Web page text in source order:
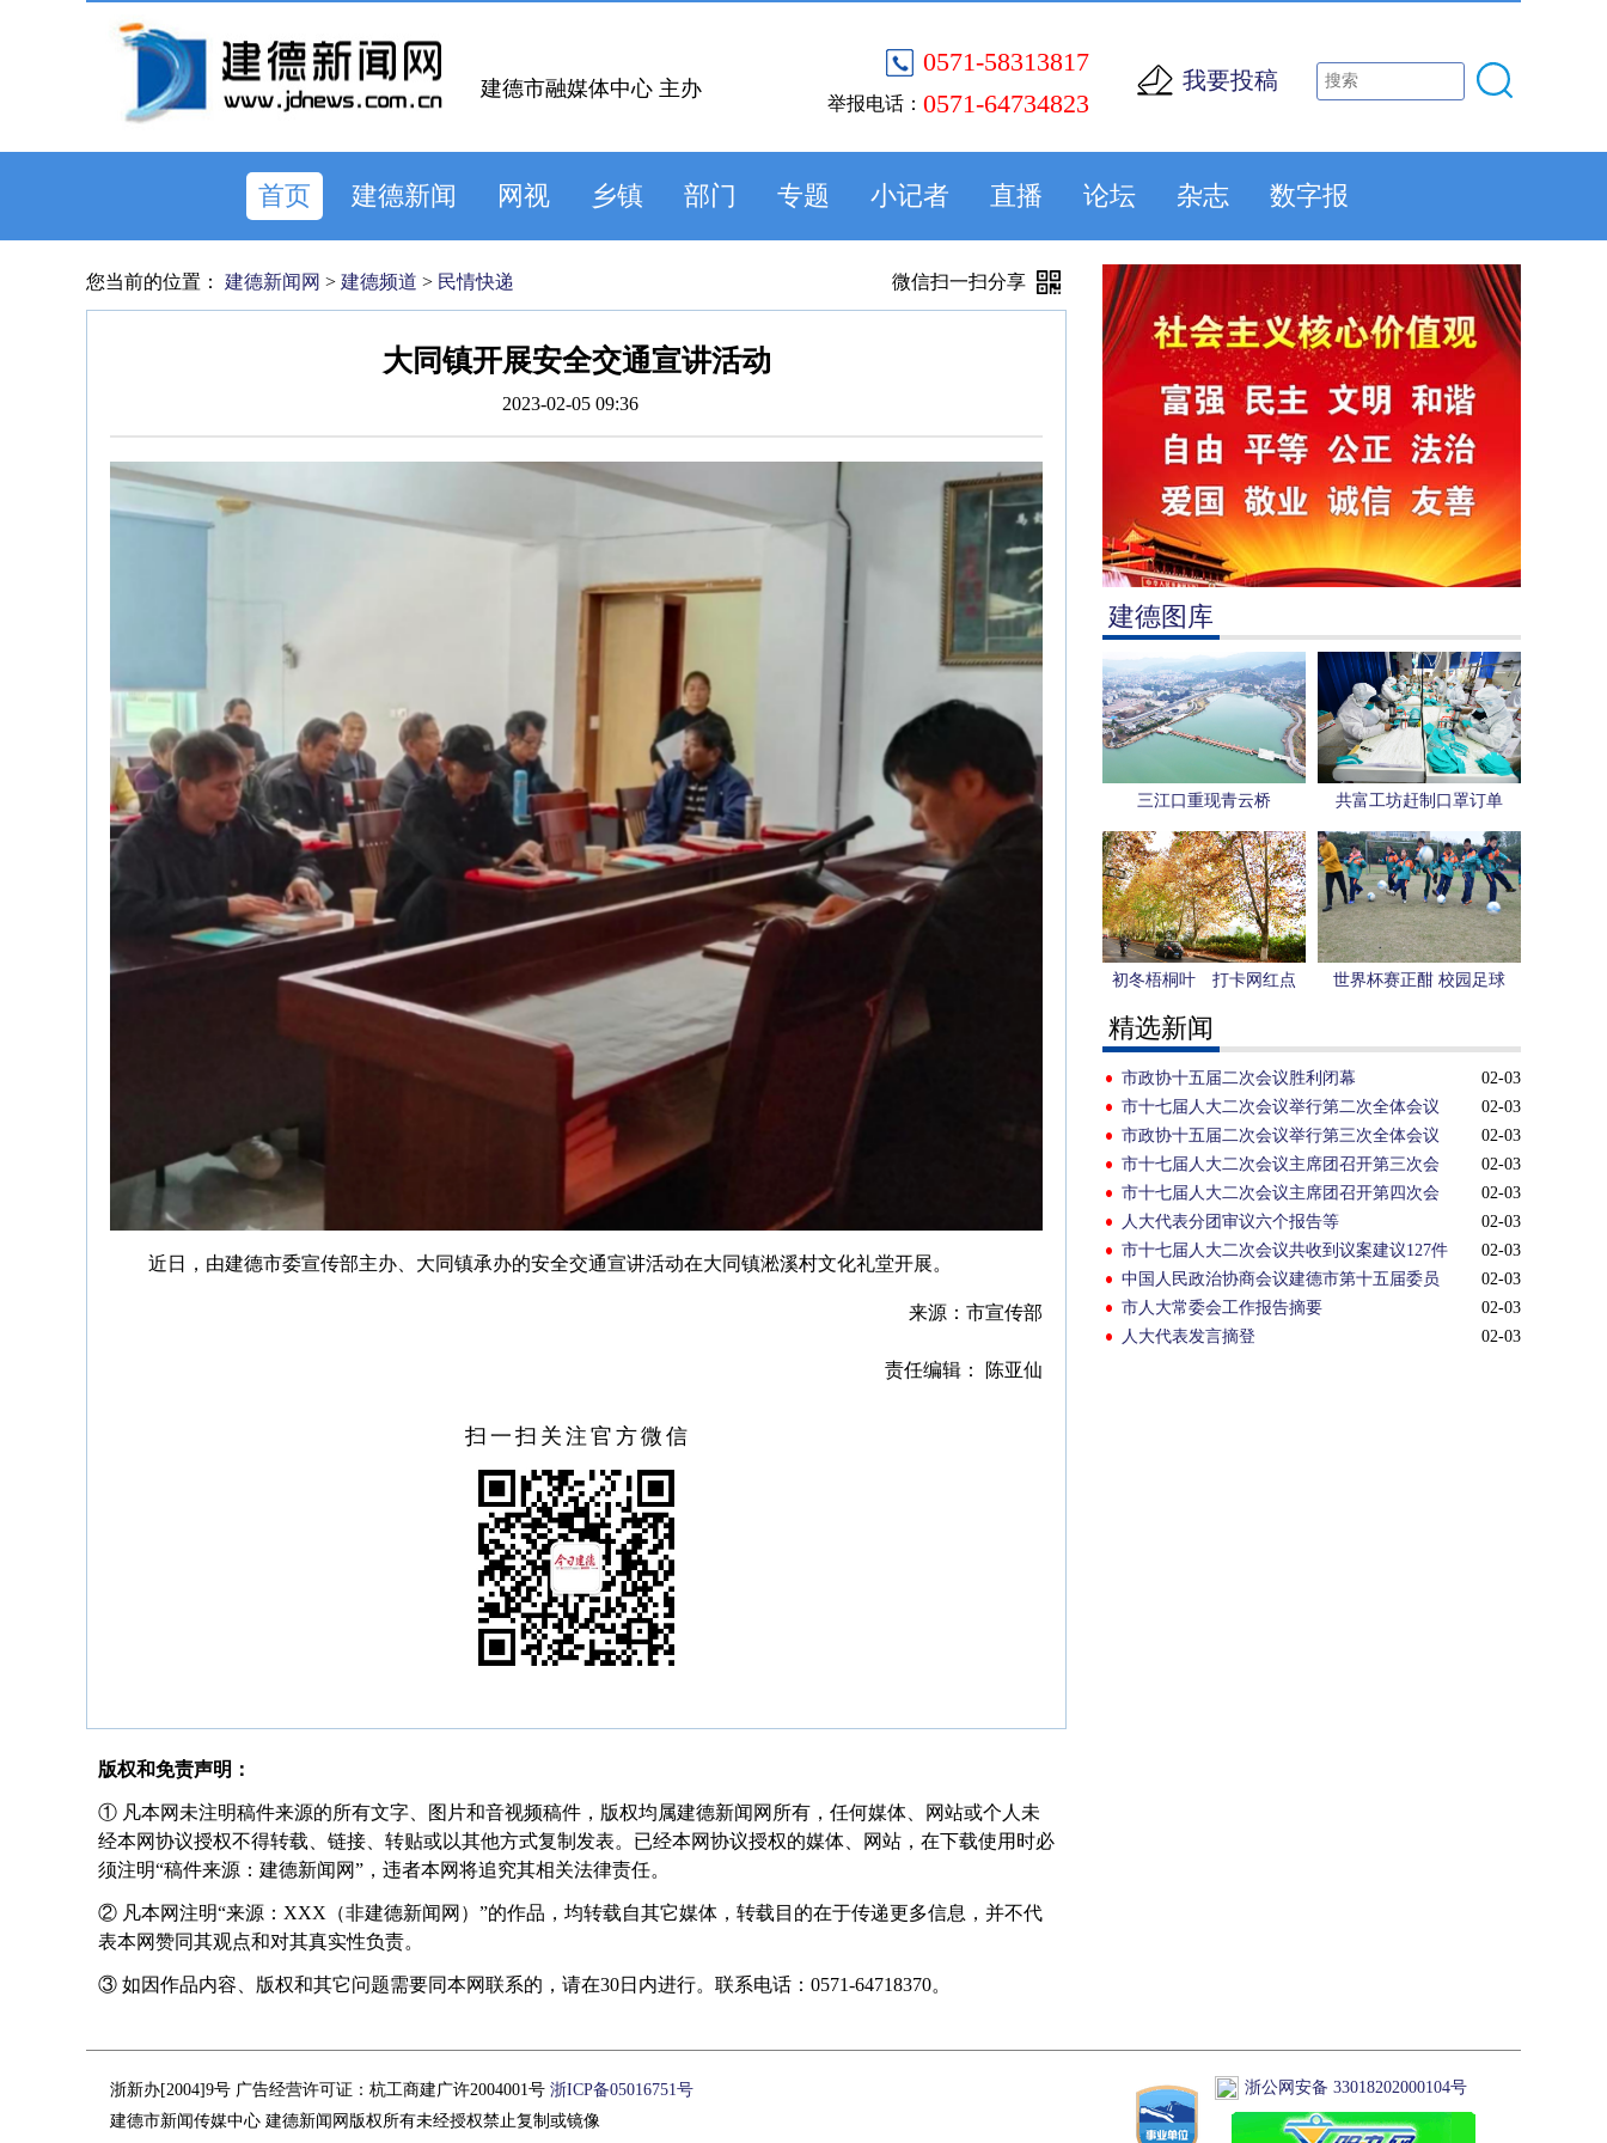
0571-58313817
举报电话： 0571-64734823
我要投稿
建德市融媒体中心 主办
首页 建德新闻 网视 乡镇 部门 专题 小记者 直播 论坛 杂志 数字报
建德图库
三江口重现青云桥 共富工坊赶制口罩订单
初冬梧桐叶 打卡网红点
世界杯赛正酣 校园足球
精选新闻
02-03
市政协十五届二次会议胜利闭幕
02-03
市十七届人大二次会议举行第二次全体会议
02-03
市政协十五届二次会议举行第三次全体会议
02-03
市十七届人大二次会议主席团召开第三次会
议
02-03
市十七届人大二次会议主席团召开第四次会
议
02-03
人大代表分团审议六个报告等
02-03
市十七届人大二次会议共收到议案建议127件
02-03
中国人民政治协商会议建德市第十五届委员
会第二次会议决议
02-03
市人大常委会工作报告摘要
02-03
人大代表发言摘登
您当前的位置： 建德新闻网 > 建德频道 > 民情快递 微信扫一扫分享
大同镇开展安全交通宣讲活动
2023-02-05 09:36
近日，由建德市委宣传部主办、大同镇承办的安全交通宣讲活动在大同镇淞溪村文化礼堂开展。
来源：市宣传部
责任编辑： 陈亚仙
扫一扫关注官方微信
版权和免责声明：
① 凡本网未注明稿件来源的所有文字、图片和音视频稿件，版权均属建德新闻网所有，任何媒体、网站或个人未
经本网协议授权不得转载、链接、转贴或以其他方式复制发表。已经本网协议授权的媒体、网站，在下载使用时必
须注明“稿件来源：建德新闻网”，违者本网将追究其相关法律责任。
② 凡本网注明“来源：XXX（非建德新闻网）”的作品，均转载自其它媒体，转载目的在于传递更多信息，并不代
表本网赞同其观点和对其真实性负责。
③ 如因作品内容、版权和其它问题需要同本网联系的，请在30日内进行。联系电话：0571-64718370。
浙公网安备 33018202000104号
浙新办[2004]9号 广告经营许可证：杭工商建广许2004001号 浙ICP备05016751号
建德市新闻传媒中心 建德新闻网版权所有未经授权禁止复制或镜像